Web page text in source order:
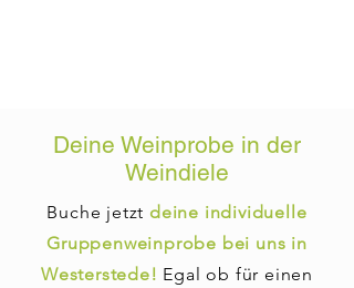
Deine Weinprobe in der
Weindiele
Buche jetzt deine individuelle
Gruppenweinprobe bei uns in
Westerstede! Egal ob für einen